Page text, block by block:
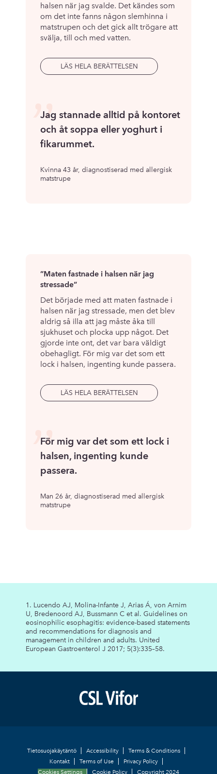
halsen när jag svalde. Det kändes som
om det inte fanns någon slemhinna i
matstrupen och det gick allt trögare att
svälja, till och med vatten.
LÄS HELA BERÄTTELSEN
Jag stannade alltid på kontoret
och åt soppa eller yoghurt i
fikarummet.
”
Kvinna 43 år, diagnostiserad med allergisk
matstrupe
”Maten fastnade i halsen när jag
stressade”
Det började med att maten fastnade i
halsen när jag stressade, men det blev
aldrig så illa att jag måste åka till
sjukhuset och plocka upp något. Det
gjorde inte ont, det var bara väldigt
obehagligt. För mig var det som ett
lock i halsen, ingenting kunde passera.
LÄS HELA BERÄTTELSEN
För mig var det som ett lock i
halsen, ingenting kunde
passera.
”
Man 26 år, diagnostiserad med allergisk
matstrupe
1. Lucendo AJ, Molina-Infante J, Arias Á, von Arnim
U, Bredenoord AJ, Bussmann C et al. Guidelines on
eosinophilic esophagitis: evidence-based statements
and recommendations for diagnosis and
management in children and adults. United
European Gastroenterol J 2017; 5(3):335–58.
Footer
Tietosuojakäytäntö Accessibility
Terms & Conditions
Kontakt
Terms of Use
Privacy Policy
Cookies Settings
Cookie Policy Copyright 2024